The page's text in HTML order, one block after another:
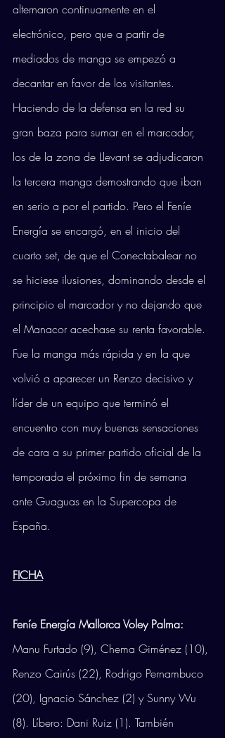
alternaron continuamente en el
electrónico, pero que a partir de
mediados de manga se empezó a
decantar en favor de los visitantes.
Haciendo de la defensa en la red su
gran baza para sumar en el marcador,
los de la zona de Llevant se adjudicaron
la tercera manga demostrando que iban
en serio a por el partido. Pero el Feníe
Energía se encargó, en el inicio del
cuarto set, de que el Conectabalear no
se hiciese ilusiones, dominando desde el
principio el marcador y no dejando que
el Manacor acechase su renta favorable.
Fue la manga más rápida y en la que
volvió a aparecer un Renzo decisivo y
líder de un equipo que terminó el
encuentro con muy buenas sensaciones
de cara a su primer partido oficial de la
temporada el próximo fin de semana
ante Guaguas en la Supercopa de
España.
FICHA
Feníe Energía Mallorca Voley Palma:
Manu Furtado (9), Chema Giménez (10),
Renzo Cairús (22), Rodrigo Pernambuco
(20), Ignacio Sánchez (2) y Sunny Wu
(8). Líbero: Dani Ruiz (1). También